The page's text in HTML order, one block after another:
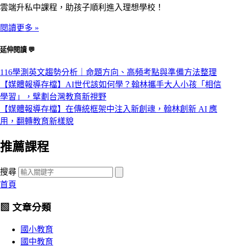
雲端升私中課程，助孩子順利進入理想學校！
閱讀更多 »
延伸閱讀 💬
116學測英文趨勢分析｜命題方向、高頻考點與準備方法整理
【媒體報導存檔】AI世代該如何學？翰林攜手大人小孩「相信
學習」，擘劃台灣教育新視野
【媒體報導存檔】在傳統框架中注入新創魂，翰林創新 AI 應
用，翻轉教育新樣貌
推薦課程
搜尋
首頁
▧ 文章分類
國小教育
國中教育